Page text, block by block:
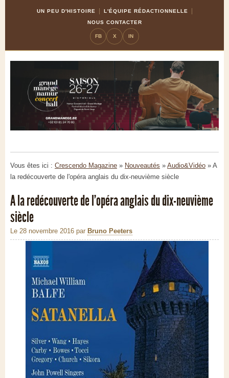
UN PEU D'HISTOIRE
L'ÉQUIPE RÉDACTIONNELLE
NOUS CONTACTER
FB X IN
Vous êtes ici : Crescendo Magazine » Nouveautés » Audio&Vidéo » A
la redécouverte de l'opéra anglais du dix-neuvième siècle
A la redécouverte de l'opéra anglais du dix-neuvième
siècle
Le 28 novembre 2016 par Bruno Peeters